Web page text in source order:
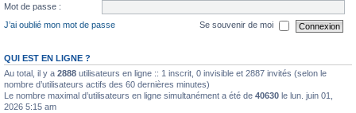
Mot de passe :
J’ai oublié mon mot de passe
Se souvenir de moi
QUI EST EN LIGNE ?
Au total, il y a 2888 utilisateurs en ligne :: 1 inscrit, 0 invisible et 2887 invités (selon le
nombre d’utilisateurs actifs des 60 dernières minutes)
Le nombre maximal d’utilisateurs en ligne simultanément a été de 40630 le lun. juin 01,
2026 5:15 am